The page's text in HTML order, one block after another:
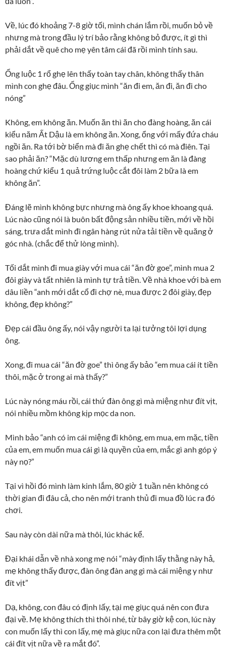
Về, lúc đó khoảng 7-8 giờ tối, mình chán lắm rồi, muốn bỏ về
nhưng mà trong đầu lý trí bảo rằng không bỏ được, ít gì thì
phải dắt về quê cho mẹ yên tâm cái đã rồi mình tính sau.
Ổng luộc 1 rổ ghẹ lên thấy toàn tay chân, không thấy thân
mình con ghẹ đâu. Ổng giục mình “ăn đi em, ăn đi, ăn đi cho
nóng”
Không, em không ăn. Muốn ăn thì ăn cho đàng hoàng, ăn cái
kiểu năm Ất Dậu là em không ăn. Xong, ổng với mấy đứa cháu
ngồi ăn. Ra tới bờ biển mà đi ăn ghẹ chết thì có mà điên. Tại
sao phải ăn? “Mặc dù lương em thấp nhưng em ăn là đàng
hoàng chứ kiểu 1 quả trứng luộc cắt đôi làm 2 bữa là em
không ăn”.
Đáng lẽ mình không bực nhưng mà ông ấy khoe khoang quá.
Lúc nào cũng nói là buôn bất động sản nhiều tiền, mới về hồi
sáng, trưa dắt mình đi ngân hàng rút nửa tải tiền về quăng ở
góc nhà. (chắc để thử lòng mình).
Tối dắt mình đi mua giày với mua cái “ăn đờ goe”, mình mua 2
đôi giày và tất nhiên là mình tự trả tiền. Về nhà khoe với bà em
dâu liền “anh mới dắt cổ đi chợ nè, mua được 2 đôi giày, đẹp
không, đẹp không?”
Đẹp cái đầu ông ấy, nói vậy người ta lại tưởng tôi lợi dụng
ông.
Xong, đi mua cái “ăn đờ goe” thì ông ấy bảo “em mua cái ít tiền
thôi, mặc ở trong ai mà thấy?”
Lúc này nóng máu rồi, cái thứ đàn ông gì mà miệng như đít vịt,
nói nhiều mồm không kịp mọc da non.
Mình bảo “anh có im cái miệng đi không, em mua, em mặc, tiền
của em, em muốn mua cái gì là quyền của em, mắc gì anh góp ý
này nọ?”
Tại vì hồi đó mình làm kinh lắm, 80 giờ 1 tuần nên không có
thời gian đi đâu cả, cho nên mới tranh thủ đi mua đồ lúc ra đó
chơi.
Sau này còn dài nữa mà thôi, lúc khác kể.
Đại khái dẫn về nhà xong mẹ nói “mày định lấy thằng này hả,
mẹ không thấy được, đàn ông đàn ang gì mà cái miệng y như
đít vịt”
Dạ, không, con đâu có định lấy, tại mẹ giục quá nên con đưa
đại về. Mẹ không thích thì thôi nhé, từ bây giờ kệ con, lúc này
con muốn lấy thì con lấy, mẹ mà giục nữa con lại đưa thêm một
cái đít vịt nữa về ra mắt đó”.